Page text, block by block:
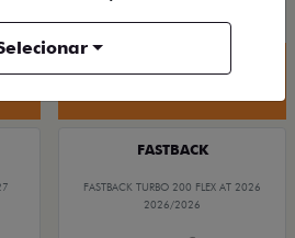
Quero agora!
FASTBACK
FASTBACK TURBO 200 FLEX AT 2026
2026/2026